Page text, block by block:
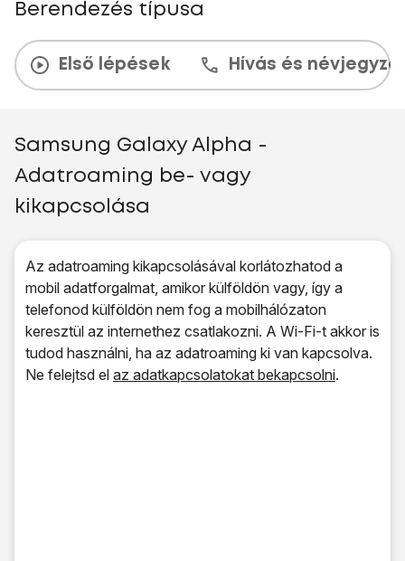
Berendezés típusa
Első lépések Hívás és
Samsung Galaxy Alpha -
Adatroaming be- vagy
kikapcsolása
Az adatroaming kikapcsolásával korlátozhatod a
mobil adatforgalmat, amikor külföldön vagy, így a
telefonod külföldön nem fog a mobilhálózaton
keresztül az internethez csatlakozni. A Wi-Fi-t akkor is
tudod használni, ha az adatroaming ki van kapcsolva.
Ne felejtsd el az adatkapcsolatokat bekapcsolni.